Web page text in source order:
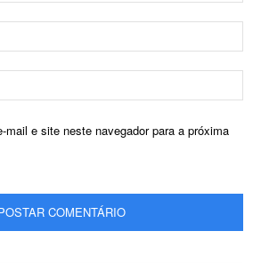
mail e site neste navegador para a próxima